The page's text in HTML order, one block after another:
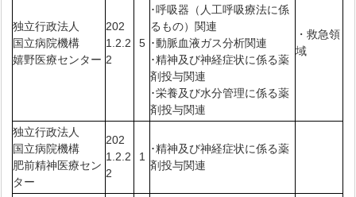
独立行政法人
国立病院機構
嬉野医療センター
202
1.2.2
2
5
･呼吸器（人工呼吸療法に係
るもの）関連
･動脈血液ガス分析関連
･精神及び神経症状に係る薬
剤投与関連
･栄養及び水分管理に係る薬
剤投与関連
・救急領
域
独立行政法人
国立病院機構
肥前精神医療セン
ター
202
1.2.2
2
1
･精神及び神経症状に係る薬
剤投与関連